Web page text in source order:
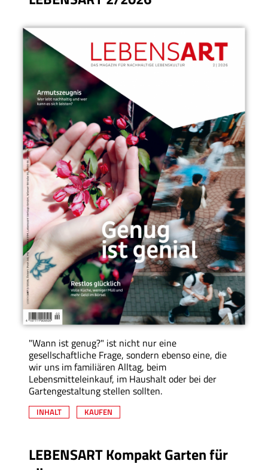
"Wann ist genug?" ist nicht nur eine
gesellschaftliche Frage, sondern ebenso eine, die
wir uns im familiären Alltag, beim
Lebensmitteleinkauf, im Haushalt oder bei der
Gartengestaltung stellen sollten.
INHALT KAUFEN
LEBENSART Kompakt Garten für